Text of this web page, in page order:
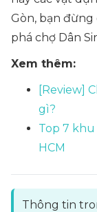
Gòn, bạn đừng
phá chợ Dân
Xem thêm:
[Review]
gì?
Top 7 khu
HCM
Thông tin